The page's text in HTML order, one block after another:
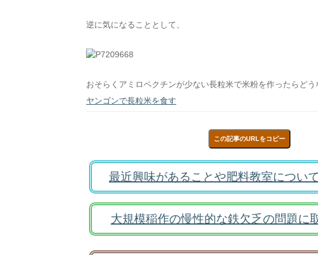
逆に気になることとして、
おそらくアミロペクチンが少ない長粒米で米粉を作ったらど
ヤンゴンで長粒米を食す
この記事のURLをコピー
最近興味があることや肥料教室につい
大規模稲作の慢性的な鉄欠乏の問題に